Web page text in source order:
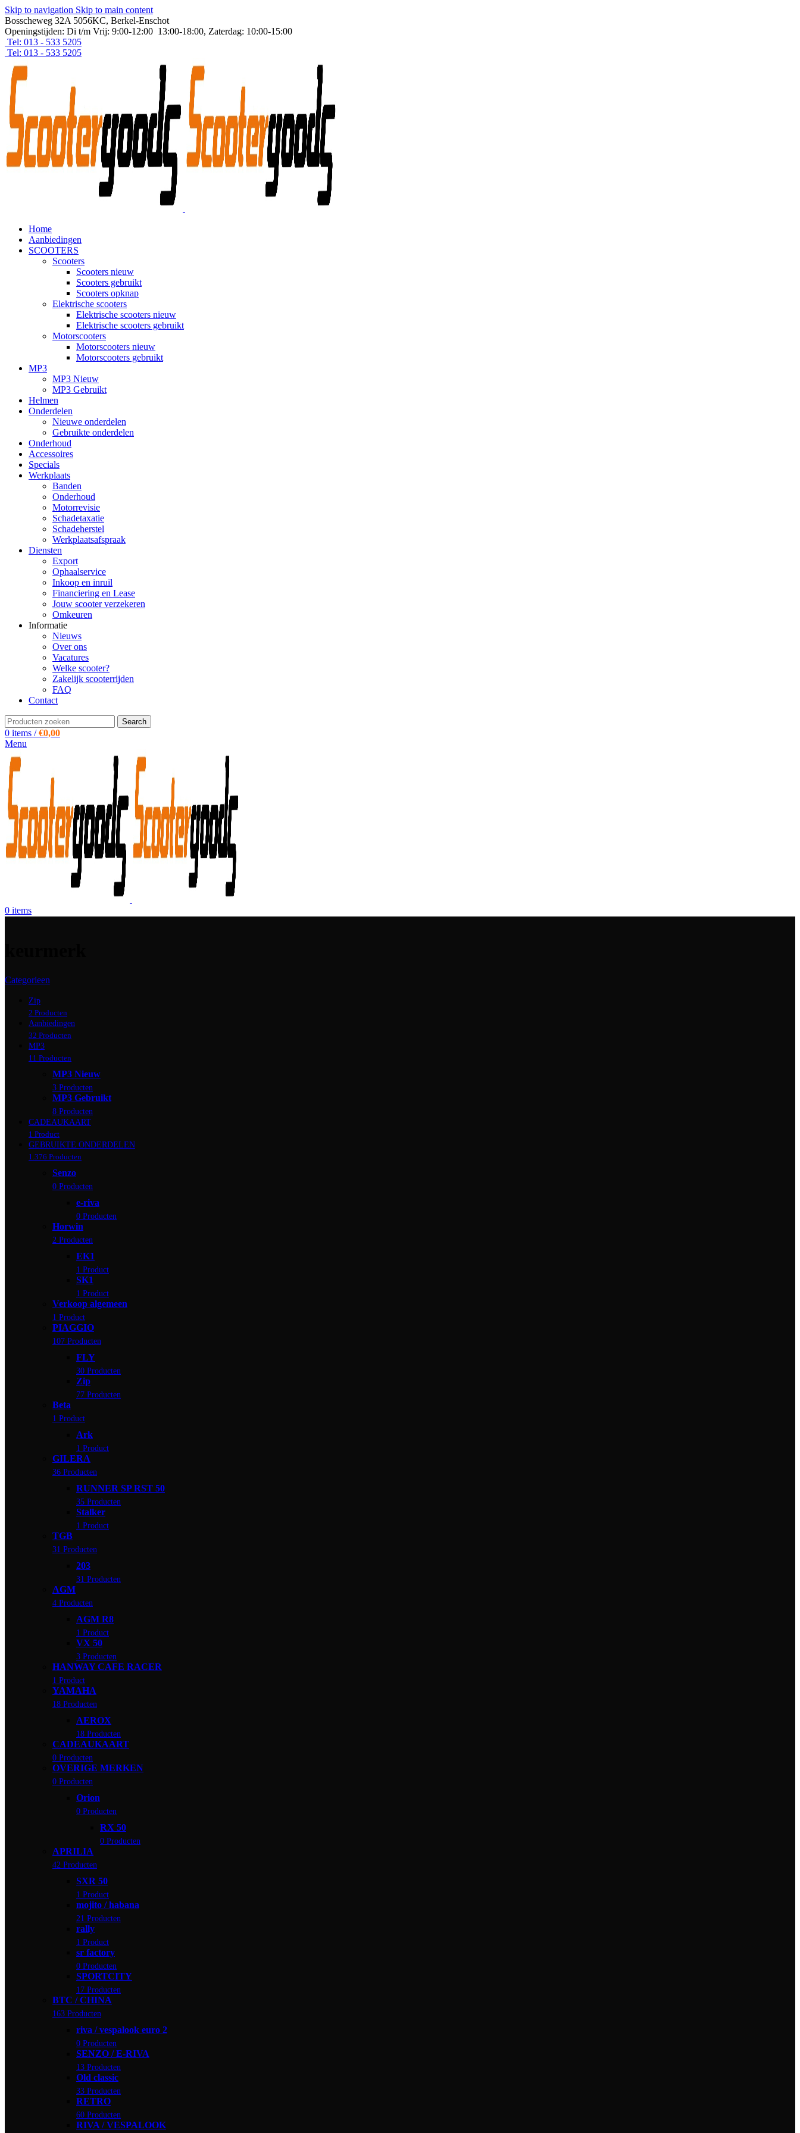
Skip to navigation Skip to main content
Bosscheweg 32A 5056KC, Berkel-Enschot
Openingstijden: Di t/m Vrij: 9:00-12:00 13:00-18:00, Zaterdag: 10:00-15:00
Tel: 013 - 533 5205
Tel: 013 - 533 5205
Home
Aanbiedingen
SCOOTERS
Scooters
Scooters nieuw
Scooters gebruikt
Scooters opknap
Elektrische scooters
Elektrische scooters nieuw
Elektrische scooters gebruikt
Motorscooters
Motorscooters nieuw
Motorscooters gebruikt
MP3
MP3 Nieuw
MP3 Gebruikt
Helmen
Onderdelen
Nieuwe onderdelen
Gebruikte onderdelen
Onderhoud
Accessoires
Specials
Werkplaats
Banden
Onderhoud
Motorrevisie
Schadetaxatie
Schadeherstel
Werkplaatsafspraak
Diensten
Export
Ophaalservice
Inkoop en inruil
Financiering en Lease
Jouw scooter verzekeren
Omkeuren
Informatie
Nieuws
Over ons
Vacatures
Welke scooter?
Zakelijk scooterrijden
FAQ
Contact
Search
0 items / €0,00
Menu
0 items
Categorieen
Zip
2 Producten
Aanbiedingen
32 Producten
MP3
11 Producten
MP3 Nieuw
3 Producten
MP3 Gebruikt
8 Producten
CADEAUKAART
1 Product
GEBRUIKTE ONDERDELEN
1.376 Producten
Senzo
0 Producten
e-riva
0 Producten
Horwin
2 Producten
EK1
1 Product
SK1
1 Product
Verkoop algemeen
1 Product
PIAGGIO
107 Producten
FLY
30 Producten
Zip
77 Producten
Beta
1 Product
Ark
1 Product
GILERA
36 Producten
RUNNER SP RST 50
35 Producten
Stalker
1 Product
TGB
31 Producten
203
31 Producten
AGM
4 Producten
AGM R8
1 Product
VX 50
3 Producten
HANWAY CAFE RACER
1 Product
YAMAHA
18 Producten
AEROX
18 Producten
CADEAUKAART
0 Producten
OVERIGE MERKEN
0 Producten
Orion
0 Producten
RX 50
0 Producten
APRILIA
42 Producten
SXR 50
1 Product
mojito / habana
21 Producten
rally
1 Product
sr factory
0 Producten
SPORTCITY
17 Producten
BTC / CHINA
163 Producten
riva / vespalook euro 2
0 Producten
SENZO / E-RIVA
13 Producten
Old classic
33 Producten
RETRO
60 Producten
RIVA / VESPALOOK